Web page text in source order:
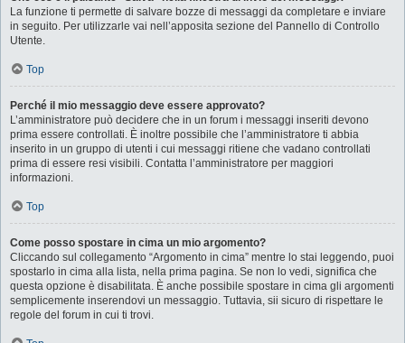
La funzione ti permette di salvare bozze di messaggi da completare e inviare
in seguito. Per utilizzarle vai nell’apposita sezione del Pannello di Controllo
Utente.
Top
Perché il mio messaggio deve essere approvato?
L’amministratore può decidere che in un forum i messaggi inseriti devono
prima essere controllati. È inoltre possibile che l’amministratore ti abbia
inserito in un gruppo di utenti i cui messaggi ritiene che vadano controllati
prima di essere resi visibili. Contatta l’amministratore per maggiori
informazioni.
Top
Come posso spostare in cima un mio argomento?
Cliccando sul collegamento “Argomento in cima” mentre lo stai leggendo, puoi
spostarlo in cima alla lista, nella prima pagina. Se non lo vedi, significa che
questa opzione è disabilitata. È anche possibile spostare in cima gli argomenti
semplicemente inserendovi un messaggio. Tuttavia, sii sicuro di rispettare le
regole del forum in cui ti trovi.